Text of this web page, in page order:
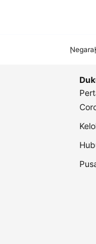
Negara